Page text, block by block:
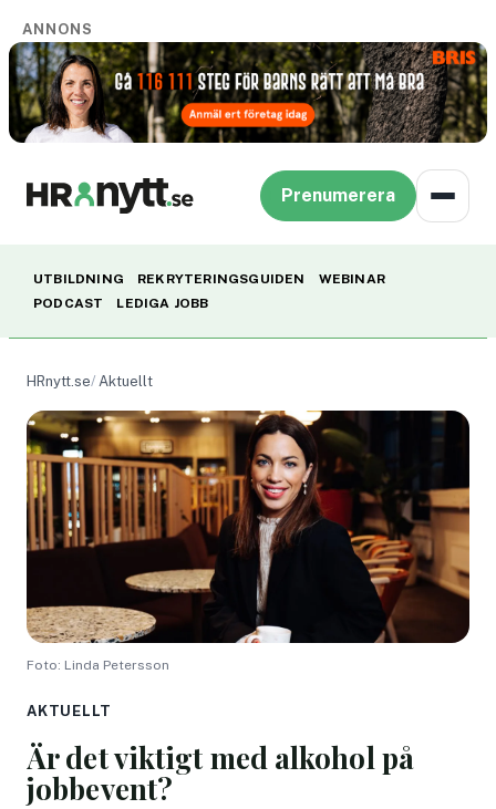
ANNONS
Prenumerera
UTBILDNING REKRYTERINGSGUIDEN
WEBINAR
PODCAST
LEDIGA JOBB
HRnytt.se Aktuellt
Foto: Linda Petersson
AKTUELLT
Är det viktigt med alkohol på
jobbevent?